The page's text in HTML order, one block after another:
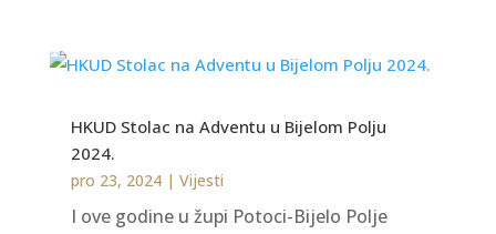
HKUD Stolac na Adventu u Bijelom Polju
2024.
pro 23, 2024| Vijesti
I ove godine u župi Potoci-Bijelo Polje